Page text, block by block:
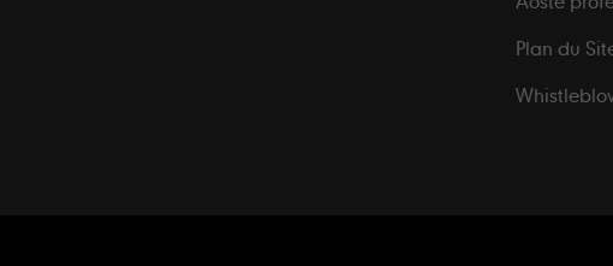
Plan du